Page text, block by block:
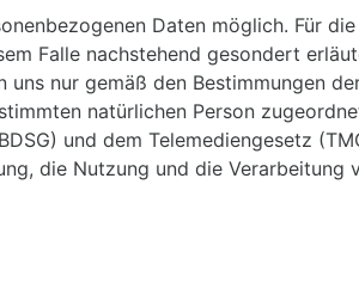
Daten möglich. Für
Falle nachstehend gesondert
uns nur gemäß den Bestimmungen
natürlichen Person
und dem Telemediengesetz
die Nutzung und die Verarbeitung